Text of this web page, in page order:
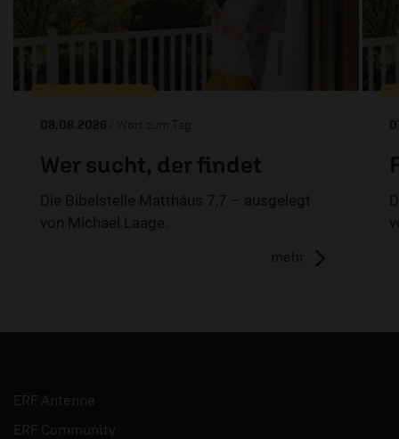
08.08.2026 / Wort zum Tag
Wer sucht, der findet
Die Bibelstelle Matthäus 7,7 – ausgelegt
von Michael Laage.
mehr
ERF Antenne
ERF Community